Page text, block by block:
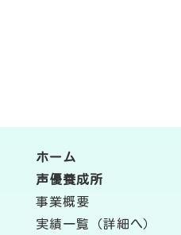
ホーム
声優養成所
事業概要
実績一覧（詳細へ）